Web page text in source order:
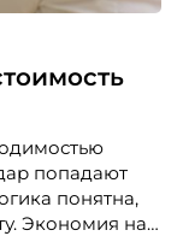
попадают
понятна,
Экономия на